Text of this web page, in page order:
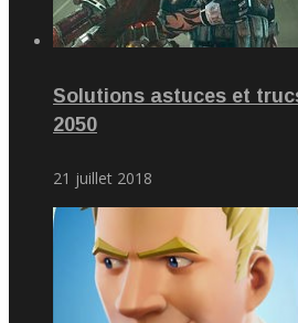
Solutions astuces et
2050
21 juillet 2018